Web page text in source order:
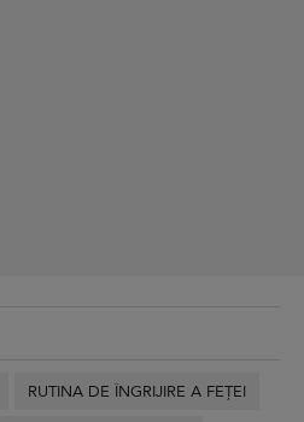
RUTINA DE ÎNGRIJIRE A FEȚEI